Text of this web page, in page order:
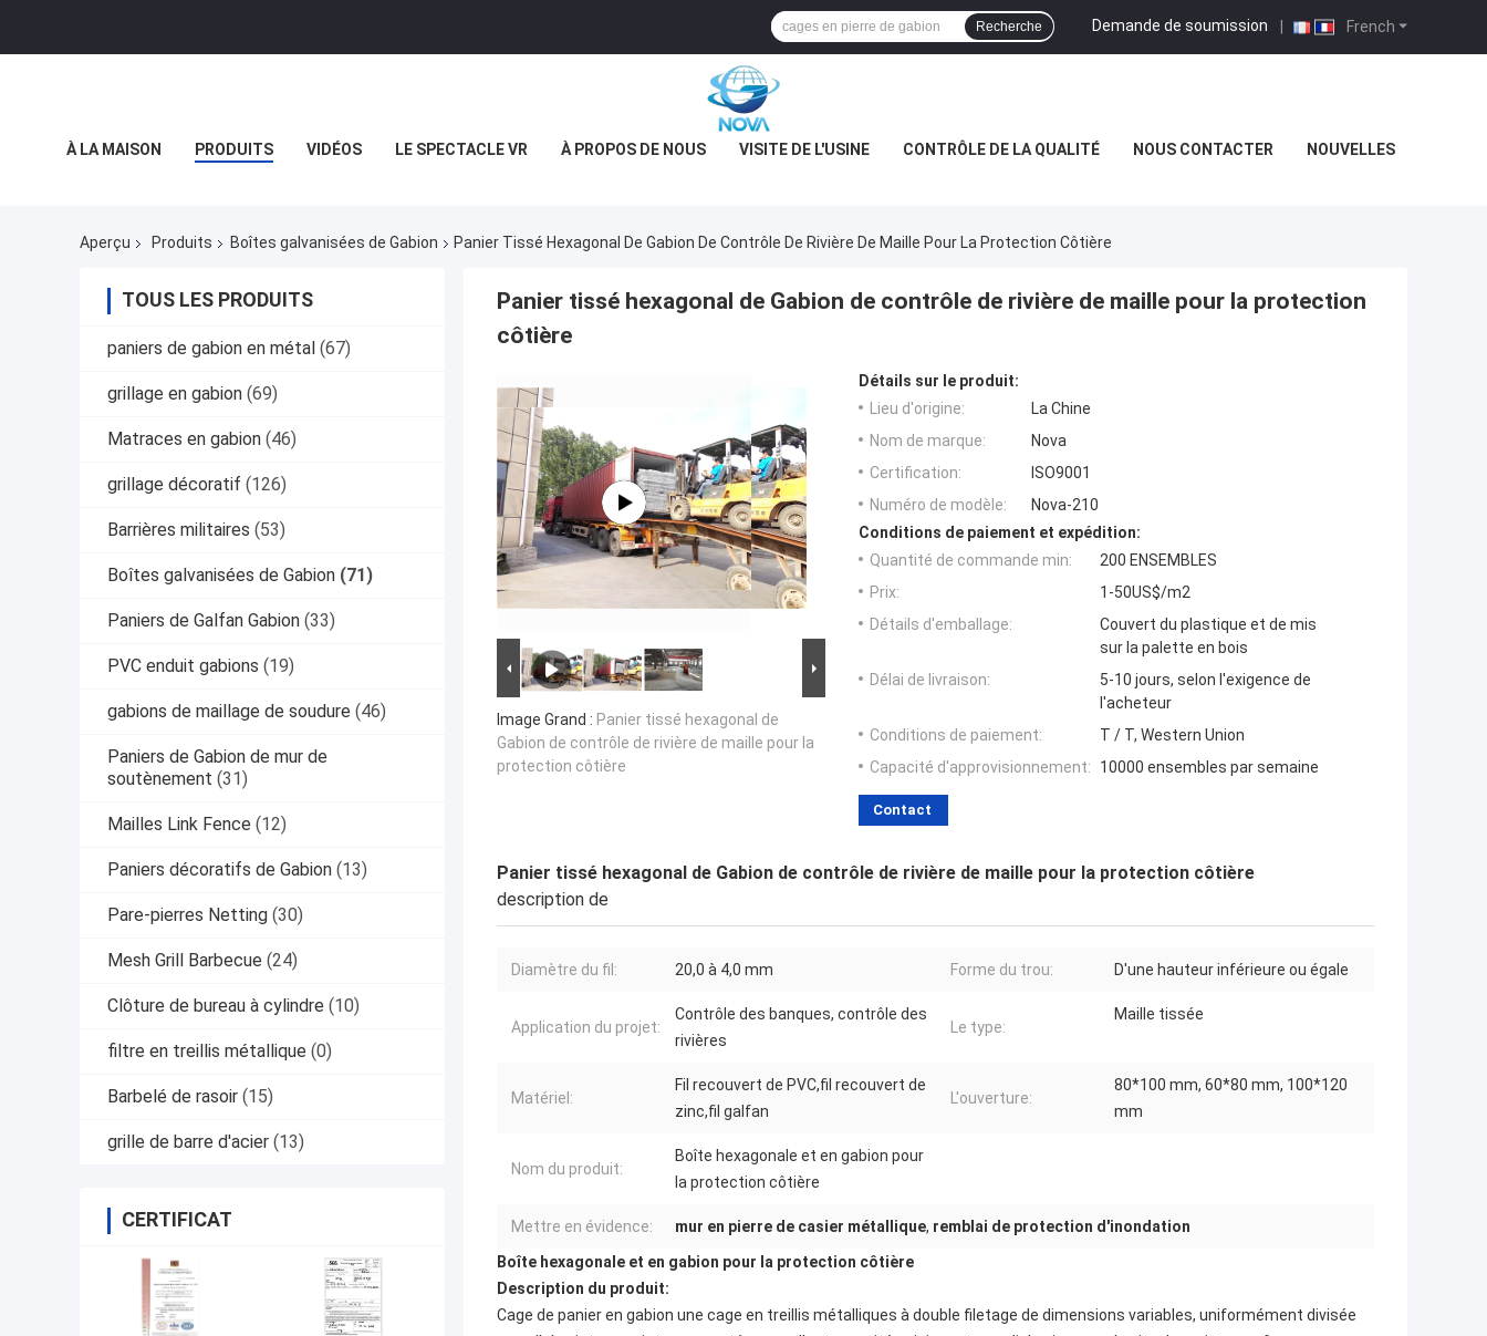
French
Demande de soumission |
Recherche
À LA MAISON PRODUITS VIDÉOS LE SPECTACLE VR À PROPOS DE NOUS VISITE DE L'USINE CONTRÔLE DE LA QUALITÉ NOUS CONTACTER NOUVELLES
Aperçu Produits Boîtes galvanisées de Gabion Panier Tissé Hexagonal De Gabion De Contrôle De Rivière De Maille Pour La Protection Côtière
TOUS LES PRODUITS
paniers de gabion en métal (67)
grillage en gabion (69)
Matraces en gabion (46)
grillage décoratif (126)
Barrières militaires (53)
Boîtes galvanisées de Gabion (71)
Paniers de Galfan Gabion (33)
PVC enduit gabions (19)
gabions de maillage de soudure (46)
Paniers de Gabion de mur de
soutènement (31)
Mailles Link Fence (12)
Paniers décoratifs de Gabion (13)
Pare-pierres Netting (30)
Mesh Grill Barbecue (24)
Clôture de bureau à cylindre (10)
filtre en treillis métallique (0)
Barbelé de rasoir (15)
grille de barre d'acier (13)
CERTIFICAT
Panier tissé hexagonal de Gabion de contrôle de rivière de maille pour la protection
côtière
Image Grand : Panier tissé hexagonal de
Gabion de contrôle de rivière de maille pour la
protection côtière
Détails sur le produit:
Lieu d'origine:
La Chine
Nom de marque:
Nova
Certification:
ISO9001
Numéro de modèle:
Nova-210
Conditions de paiement et expédition:
Quantité de commande min:
200 ENSEMBLES
Prix:
1-50US$/m2
Détails d'emballage:
Couvert du plastique et de mis
sur la palette en bois
Délai de livraison:
5-10 jours, selon l'exigence de
l'acheteur
Conditions de paiement:
T / T, Western Union
Capacité d'approvisionnement:
10000 ensembles par semaine
Contact
Panier tissé hexagonal de Gabion de contrôle de rivière de maille pour la protection côtière
description de
Diamètre du fil: 20,0 à 4,0 mm Forme du trou: D'une hauteur inférieure ou égale
Application du projet:
Contrôle des banques, contrôle des
rivières
Le type:
Maille tissée
Matériel:
Fil recouvert de PVC,fil recouvert de
zinc,fil galfan
L'ouverture:
80*100 mm, 60*80 mm, 100*120
mm
Nom du produit:
Boîte hexagonale et en gabion pour
la protection côtière
Mettre en évidence: mur en pierre de casier métallique, remblai de protection d'inondation
Boîte hexagonale et en gabion pour la protection côtière
Description du produit:
Cage de panier en gabion une cage en treillis métalliques à double filetage de dimensions variables, uniformément divisée